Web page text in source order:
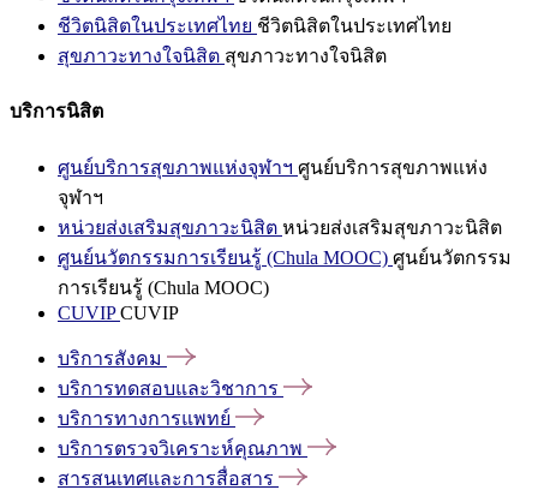
ชีวิตนิสิตในประเทศไทย ชีวิตนิสิตในประเทศไทย
สุขภาวะทางใจนิสิต สุขภาวะทางใจนิสิต
บริการนิสิต
ศูนย์บริการสุขภาพแห่งจุฬาฯ ศูนย์บริการสุขภาพแห่ง
จุฬาฯ
หน่วยส่งเสริมสุขภาวะนิสิต หน่วยส่งเสริมสุขภาวะนิสิต
ศูนย์นวัตกรรมการเรียนรู้ (Chula MOOC) ศูนย์นวัตกรรม
การเรียนรู้ (Chula MOOC)
CUVIPCUVIP
บริการสังคม
บริการทดสอบและวิชาการ
บริการทางการแพทย์
บริการตรวจวิเคราะห์คุณภาพ
สารสนเทศและการสื่อสาร